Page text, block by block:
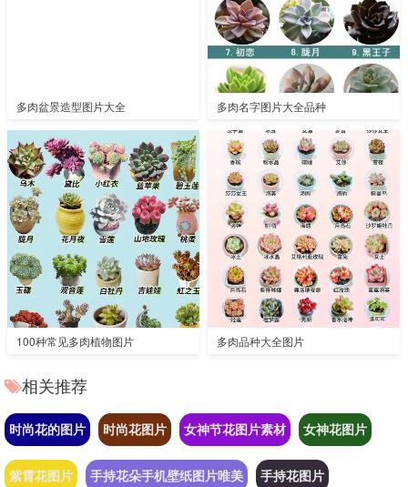
多肉盆景造型图片大全 多肉名字图片大全品种
100种常见多肉植物图片 多肉品种大全图片
相关推荐
时尚花的图片 时尚花图片 女神节花图片素材 女神花图片
紫霄花图片 手持花朵手机壁纸图片唯美 手持花图片